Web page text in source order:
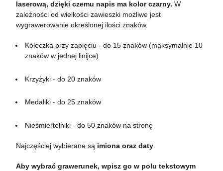
laserową, dzięki czemu napis ma kolor czarny. W
zależności od wielkości zawieszki możliwe jest
wygrawerowanie określonej ilości znaków.
Kółeczka przy zapięciu - do 15 znaków (maksymalnie 10
znaków w jednej linijce)
Krzyżyki - do 20 znaków
Medaliki - do 25 znaków
Nieśmiertelniki - do 50 znaków na stronę
Najczęściej wybierane są imiona oraz daty
Aby wybrać grawerunek, wpisz go w polu tekstowym